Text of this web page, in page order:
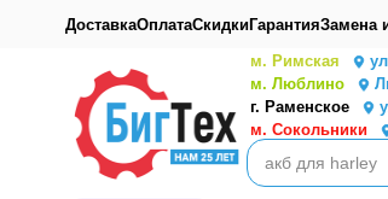
ДоставкаОплатаСкидкиГарантияЗамена
м. Римская
м. Люблино
г. Раменское
м. Сокольники